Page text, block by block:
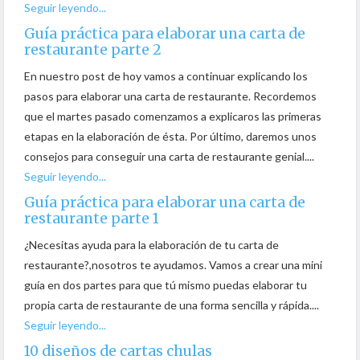
Seguir leyendo...
Guía práctica para elaborar una carta de
restaurante parte 2
En nuestro post de hoy vamos a continuar explicando los
pasos para elaborar una carta de restaurante. Recordemos
que el martes pasado comenzamos a explicaros las primeras
etapas en la elaboración de ésta. Por último, daremos unos
consejos para conseguir una carta de restaurante genial....
Seguir leyendo...
Guía práctica para elaborar una carta de
restaurante parte 1
¿Necesitas ayuda para la elaboración de tu carta de
restaurante?,nosotros te ayudamos. Vamos a crear una mini
guía en dos partes para que tú mismo puedas elaborar tu
propia carta de restaurante de una forma sencilla y rápida....
Seguir leyendo...
10 diseños de cartas chulas